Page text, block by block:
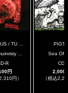
/ TU ...
...
R
円
円）
Sea Of
CD
2,000
（税込